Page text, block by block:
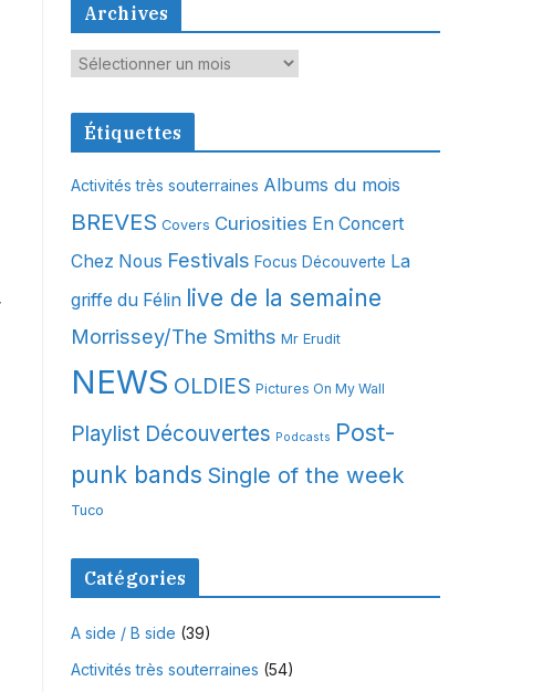
Archives
A
c
e
s
Étiquettes
Activités très souterraines Albums du mois
BREVES Covers Curiosities En Concert
Chez Nous Festivals Focus Découverte La
griffe du Félin live de la semaine
Morrissey/The Smiths Mr Erudit
NEWS OLDIES Pictures On My Wall
Playlist Découvertes Podcasts Post-
punk bands Single of the week
Tuco
Catégories
A side / B side (39)
Activités très souterraines (54)